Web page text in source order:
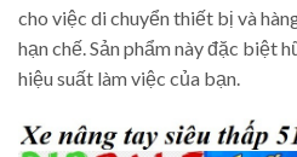
cho việc di chuyển thiết bị và
hạn chế. Sản phẩm này đặc biệt
hiệu suất làm việc của bạn.